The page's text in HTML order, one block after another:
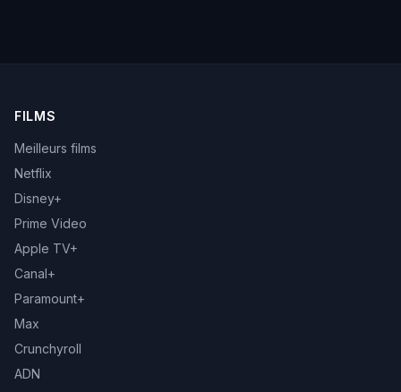
FILMS
Meilleurs films
Netflix
Disney+
Prime Video
Apple TV+
Canal+
Paramount+
Max
Crunchyroll
ADN